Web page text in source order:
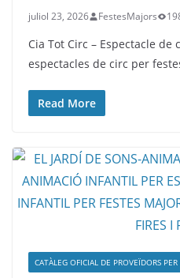
juliol 23, 2026 FestesMajors
Cia Tot Circ – Espectacle
espectacles de circ per
Read More
CATÀLEG OFICIAL DE PROVEÏDORS